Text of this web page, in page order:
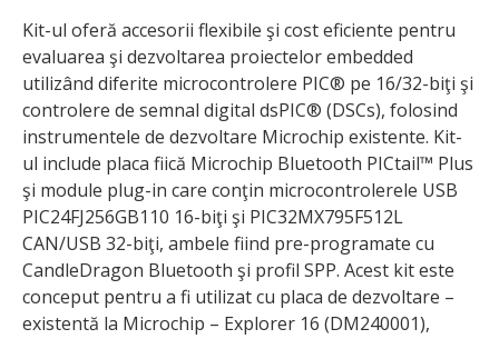
Kit-ul oferă accesorii flexibile şi cost eficiente pentru
evaluarea şi dezvoltarea proiectelor embedded
utilizând diferite microcontrolere PIC® pe 16/32-biţi şi
controlere de semnal digital dsPIC® (DSCs), folosind
instrumentele de dezvoltare Microchip existente. Kit-
ul include placa fiică Microchip Bluetooth PICtail™ Plus
şi module plug-in care conţin microcontrolerele USB
PIC24FJ256GB110 16-biţi şi PIC32MX795F512L
CAN/USB 32-biţi, ambele fiind pre-programate cu
CandleDragon Bluetooth şi profil SPP. Acest kit este
conceput pentru a fi utilizat cu placa de dezvoltare –
existentă la Microchip – Explorer 16 (DM240001),